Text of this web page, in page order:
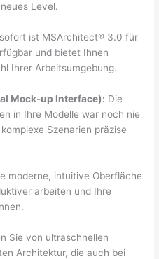
Level.
ist MSArchitect® 3.0 für
und bietet Ihnen
Ihrer Arbeitsumgebung.
Mock-up Interface): Die
in Ihre Modelle war noch nie
Szenarien präzise
moderne, intuitive Oberfläche
arbeiten und Ihre
Sie von ultraschnellen
Architektur, die auch bei